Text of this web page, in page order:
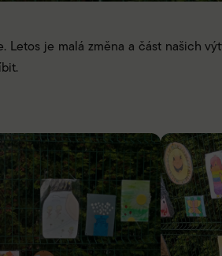
je malá změna a část našich